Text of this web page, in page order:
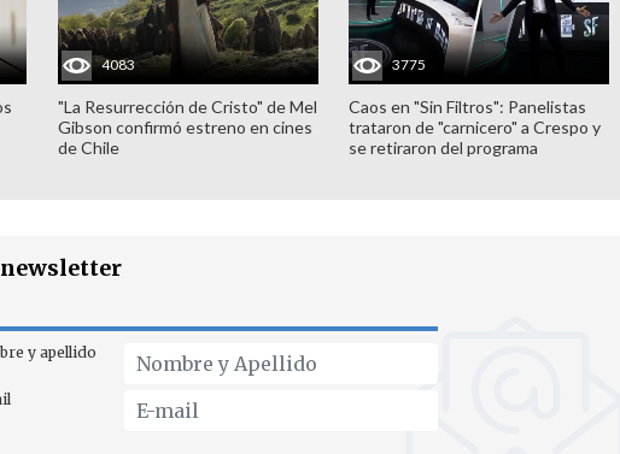
4083
"La Resurrección de Cristo" de Mel
Gibson confirmó estreno en cines
de Chile
3775
Caos en "Sin Filtros": Panelistas
trataron de "carnicero" a Crespo y
se retiraron del programa
newsletter
y apellido